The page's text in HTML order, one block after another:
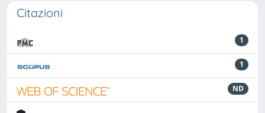
Citazioni
1
1
ND